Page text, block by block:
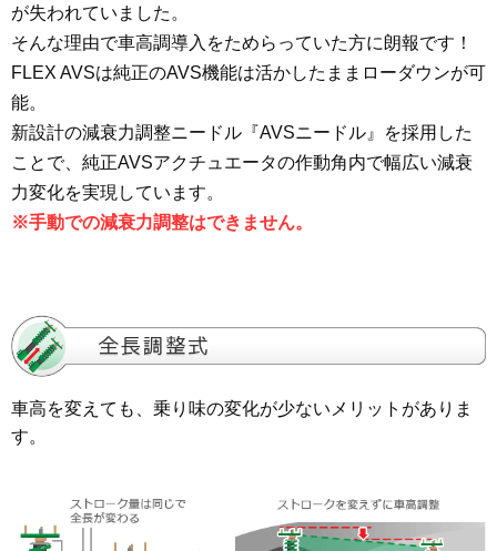
が失われていました。
そんな理由で車高調導入をためらっていた方に朗報です！
FLEX AVSは純正のAVS機能は活かしたままローダウンが可
能。
新設計の減衰力調整ニードル『AVSニードル』を採用した
ことで、純正AVSアクチュエータの作動角内で幅広い減衰
力変化を実現しています。
※手動での減衰力調整はできません。
車高を変えても、乗り味の変化が少ないメリットがありま
す。